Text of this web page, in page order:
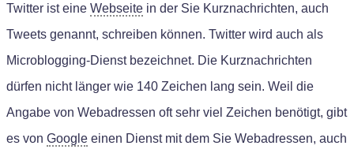
Twitter ist eine Webseite in der Sie Kurznachrichten, auch
Tweets genannt, schreiben können. Twitter wird auch als
Microblogging-Dienst bezeichnet. Die Kurznachrichten
dürfen nicht länger wie 140 Zeichen lang sein. Weil die
Angabe von Webadressen oft sehr viel Zeichen benötigt, gibt
es von Google einen Dienst mit dem Sie Webadressen, auch